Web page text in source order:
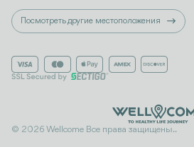
Посмотреть другие местоположения
© 2026 Wellcome Все права защищены..